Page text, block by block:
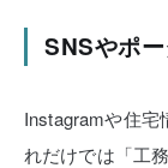
SNSやポ
Instagramや住宅
れだけでは「工